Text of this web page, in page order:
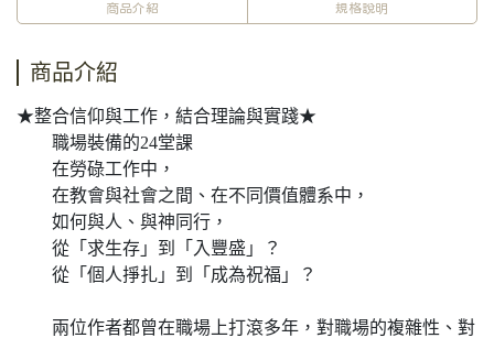
商品介紹 規格說明
商品介紹
★整合信仰與工作，結合理論與實踐★
職場裝備的24堂課
在勞碌工作中，
在教會與社會之間、在不同價值體系中，
如何與人、與神同行，
從「求生存」到「入豐盛」？
從「個人掙扎」到「成為祝福」？
兩位作者都曾在職場上打滾多年，對職場的複雜性、對